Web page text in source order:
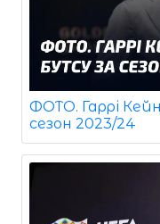
ФОТО. Гаррі
сезон 2023/24